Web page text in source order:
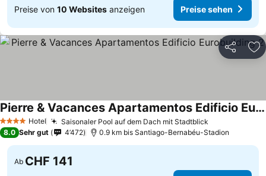
Preise von 10 Websites anzeigen Preise sehen
Teilen
4 Sterne Hotel Saisonaler Pool auf dem Dach mit Stadtblick
Pierre & Vacances Apartamentos Edificio Eurobuilding 2
Preise sehen
8.0 Sehr gut 4’472 0.9 km bis Santiago-Bernabéu-Stadion
Ab CHF 141